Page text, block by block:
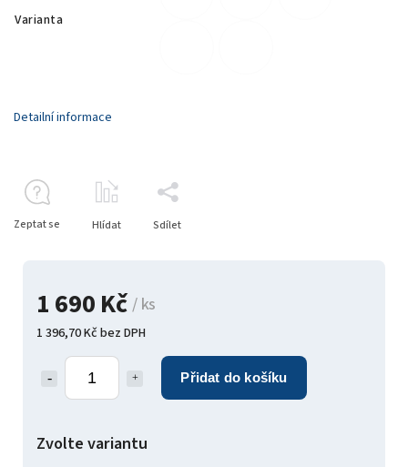
Varianta
1 690 Kč/ ks
1 396,70 Kč bez DPH
Přidat do košíku
Zvolte variantu
Detailní informace
Zeptat se Hlídat Sdílet